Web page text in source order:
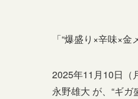
「“爆盛り×辛味×
2025年11月10日（
永野雄大 が、“ギ